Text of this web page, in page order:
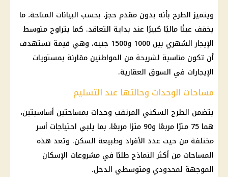
ويتميز الطرح بأنه بدون مقدم حجز، بحسب البيانات المتاحة، ما
يخفف عبئًا ماليًا كبيرًا عند بداية التعاقد. كما يتراوح متوسط
الإيجار الشهري بين 1000 و1500 جنيه، وهي قيمة تستهدف
أن تكون مناسبة لشريحة من المواطنين مقارنة بمستويات
الإيجارات في السوق العقارية.
مساحات الوحدات وحالتها عند التسليم
يتضمن الطرح السكني المرتقب وحدات بمساحتين أساسيتين،
هما 75 مترًا مربعًا و90 مترًا مربعًا، بما يلبي احتياجات أسر
مختلفة من حيث عدد الأفراد وطبيعة السكن. وتعد هذه
المساحات من أكثر النماذج طلبًا في مشروعات الإسكان
الموجهة لمحدودي ومتوسطي الدخل.